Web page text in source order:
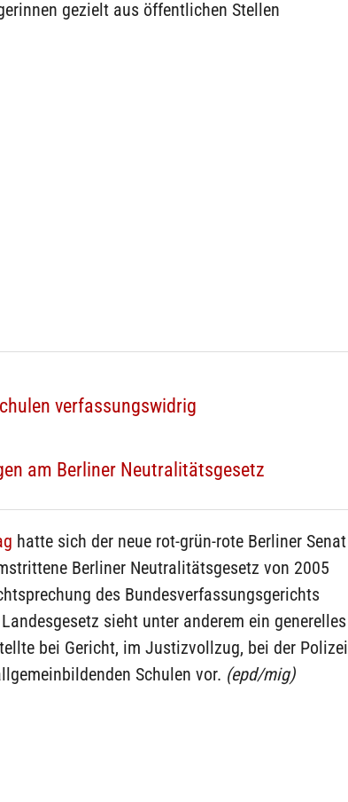
gezielt aus öffentlichen Stellen
verfassungswidrig
am Berliner Neutralitätsgesetz
hatte sich der neue rot-grün-rote Berliner Senat
Berliner Neutralitätsgesetz von 2005
des Bundesverfassungsgerichts
sieht unter anderem ein generelles
bei Gericht, im Justizvollzug, bei der Polizei
Schulen vor. (epd/mig)